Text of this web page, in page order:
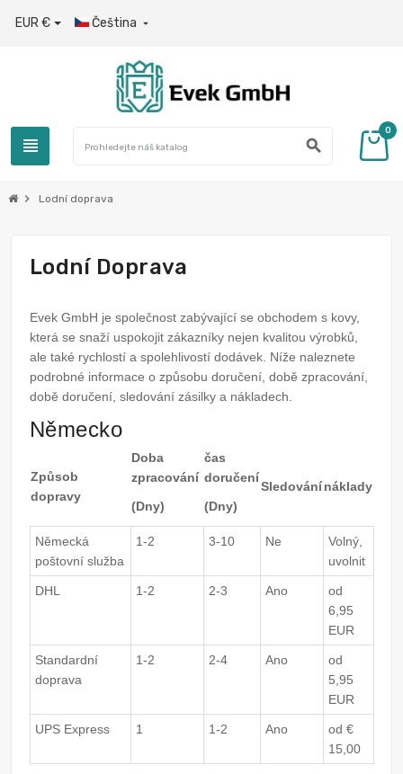
EUR € Čeština 
view_headline search
0
chevron_right Lodní doprava
Lodní Doprava
Evek GmbH je společnost zabývající se obchodem s kovy,
která se snaží uspokojit zákazníky nejen kvalitou výrobků,
ale také rychlostí a spolehlivostí dodávek. Níže naleznete
podrobné informace o způsobu doručení, době zpracování,
době doručení, sledování zásilky a nákladech.
Německo
Způsob
dopravy
Doba
zpracování
(Dny)
čas
doručení
(Dny)
Sledovánínáklady
Německá
poštovní služba
1-2 3-10 Ne
Volný,
uvolnit
DHL 1-2 2-3 Ano
od
6,95
EUR
Standardní
doprava
1-2 2-4 Ano
od
5,95
EUR
UPS Express 1 1-2 Ano
od €
15,00